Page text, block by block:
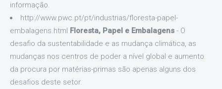
informação.
http://www.pwc.pt/pt/industrias/floresta-papel-
embalagens.html Floresta, Papel e Embalagens - O
desafio da sustentabilidade e as mudança climática, as
mudanças nos centros de poder a nível global e aumento
da procura por matérias-primas são apenas alguns dos
desafios deste setor.